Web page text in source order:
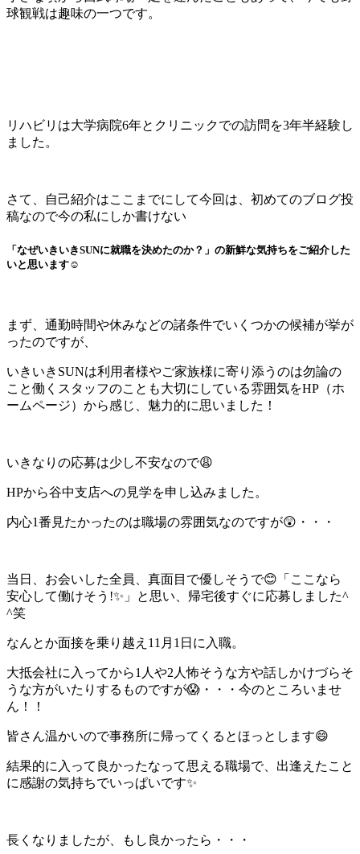
球観戦は趣味の一つです。
リハビリは大学病院6年とクリニックでの訪問を3年半経験し
ました。
さて、自己紹介はここまでにして今回は、初めてのブログ投
稿なので今の私にしか書けない
「なぜいきいきSUNに就職を決めたのか？」 の新鮮な気持ちをご紹介した
いと思います☺
まず、通勤時間や休みなどの諸条件でいくつかの候補が挙が
ったのですが、
いきいきSUNは利用者様やご家族様に寄り添うのは勿論の
こと働くスタッフのことも大切にしている雰囲気をHP（ホ
ームページ）から感じ、魅力的に思いました！
いきなりの応募は少し不安なので😩
HPから谷中支店への見学を申し込みました。
内心1番見たかったのは職場の雰囲気なのですが😲・・・
当日、お会いした全員、真面目で優しそうで😊「ここなら
安心して働けそう!✨」と思い、帰宅後すぐに応募しました^
^笑
なんとか面接を乗り越え11月1日に入職。
大抵会社に入ってから1人や2人怖そうな方や話しかけづらそ
うな方がいたりするものですが😱・・・今のところいませ
ん！！
皆さん温かいので事務所に帰ってくるとほっとします😄
結果的に入って良かったなって思える職場で、出逢えたこと
に感謝の気持ちでいっぱいです✨
長くなりましたが、もし良かったら・・・